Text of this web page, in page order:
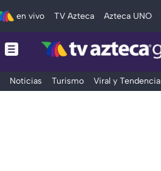
en vivo TV Azteca Azteca UNO
Noticias Turismo Viral y Tendencia